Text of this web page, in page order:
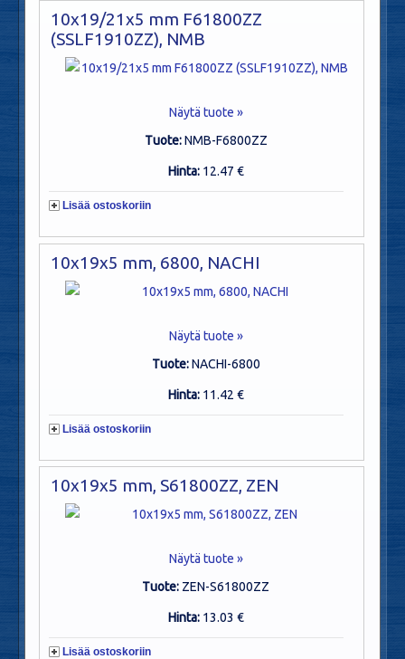
10x19/21x5 mm F61800ZZ
(SSLF1910ZZ), NMB
Näytä tuote »
Tuote:NMB-F6800ZZ
Hinta: 12.47 €
Lisää ostoskoriin
10x19x5 mm, 6800, NACHI
Näytä tuote »
Tuote:NACHI-6800
Hinta: 11.42 €
Lisää ostoskoriin
10x19x5 mm, S61800ZZ, ZEN
Näytä tuote »
Tuote: ZEN-S61800ZZ
Hinta: 13.03 €
Lisää ostoskoriin